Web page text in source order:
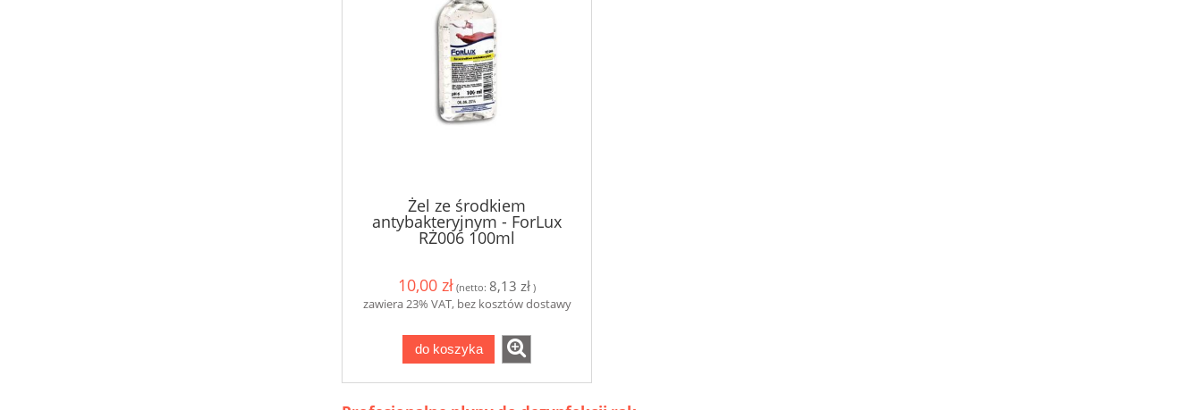
Żel ze środkiem
antybakteryjnym - ForLux
RŻ006 100ml
10,00 zł (netto: 8,13 zł )
zawiera 23% VAT, bez kosztów dostawy
do koszyka